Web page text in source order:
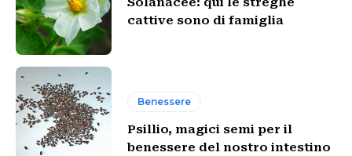
cattive sono di famiglia
Benessere
Psillio, magici semi per il
benessere del nostro intestino